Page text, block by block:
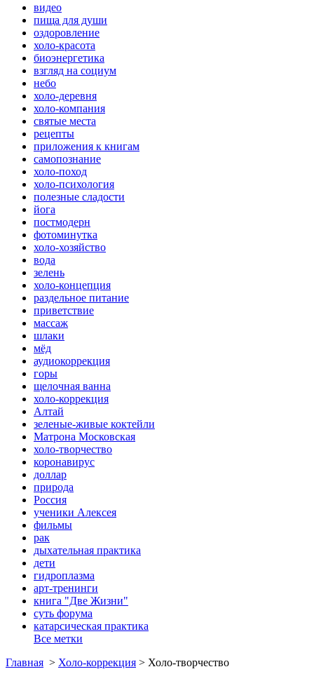
видео
пища для души
оздоровление
холо-красота
биоэнергетика
взгляд на социум
небо
холо-деревня
холо-компания
святые места
рецепты
приложения к книгам
самопознание
холо-поход
холо-психология
полезные сладости
йога
постмодерн
фотоминутка
холо-хозяйство
вода
зелень
холо-концепция
раздельное питание
приветствие
массаж
шлаки
мёд
аудиокоррекция
горы
щелочная ванна
холо-коррекция
Алтай
зеленые-живые коктейли
Матрона Московская
холо-творчество
коронавирус
доллар
природа
Россия
ученики Алексея
фильмы
рак
дыхательная практика
дети
гидроплазма
арт-тренинги
книга "Две Жизни"
суть форума
катарсическая практика
Все метки
Главная > Холо-коррекция > Холо-творчество